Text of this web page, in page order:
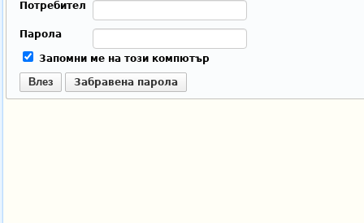
Потребител
Парола
Запомни ме на този компютър
Влез Забравена парола